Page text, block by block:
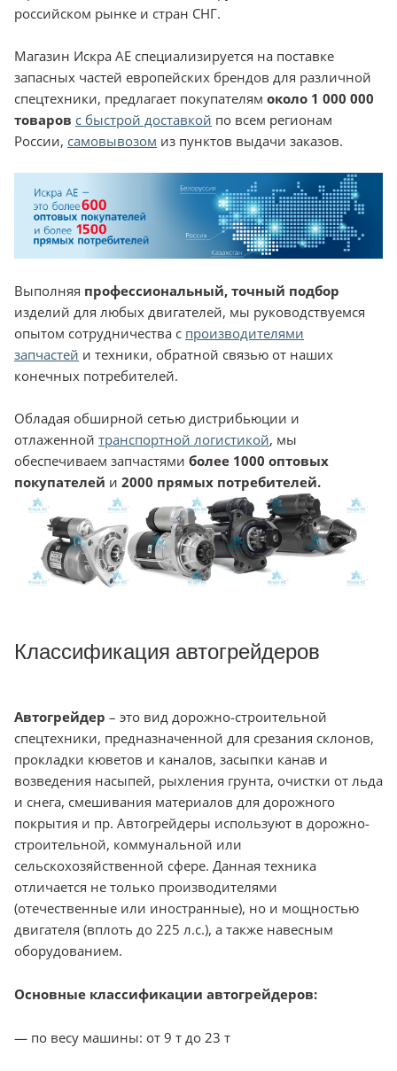
российском рынке и стран СНГ.
Магазин Искра АЕ специализируется на поставке
запасных частей европейских брендов для различной
спецтехники, предлагает покупателям около 1 000 000
товаров с быстрой доставкой по всем регионам
России, самовывозом из пунктов выдачи заказов.
Выполняя профессиональный, точный подбор
изделий для любых двигателей, мы руководствуемся
опытом сотрудничества с производителями
запчастей и техники, обратной связью от наших
конечных потребителей.
Обладая обширной сетью дистрибьюции и
отлаженной транспортной логистикой, мы
обеспечиваем запчастями более 1000 оптовых
покупателей и 2000 прямых потребителей.
Классификация автогрейдеров
Автогрейдер – это вид дорожно-строительной
спецтехники, предназначенной для срезания склонов,
прокладки кюветов и каналов, засыпки канав и
возведения насыпей, рыхления грунта, очистки от льда
и снега, смешивания материалов для дорожного
покрытия и пр. Автогрейдеры используют в дорожно-
строительной, коммунальной или
сельскохозяйственной сфере. Данная техника
отличается не только производителями
(отечественные или иностранные), но и мощностью
двигателя (вплоть до 225 л.с.), а также навесным
оборудованием.
Основные классификации автогрейдеров:
— по весу машины: от 9 т до 23 т